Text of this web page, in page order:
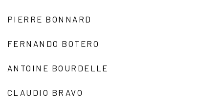
PIERRE BONNARD
FERNANDO BOTERO
ANTOINE BOURDELLE
CLAUDIO BRAVO